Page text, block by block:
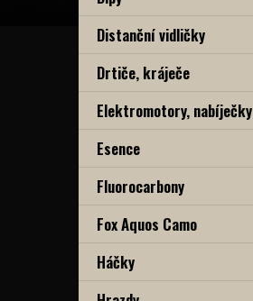
Distanční vidličky
Drtiče, kráječe
Elektromotory, nabíječky
Esence
Fluorocarbony
Fox Aquos Camo
Háčky